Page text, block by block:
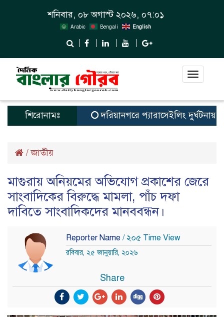
শনিবার, ০৮ অগাস্ট ২০২৬, ০৭:০১
Arabic Bengali English
Toggle
শিরোনামঃ দরিয়ানগরে প্যারাসেইলিং দুর্ঘটনায়
/জাতীয়
মাগুরায় অনিয়মের অভিযোগ প্রকাশের জেরে
সাংবাদিকের বিরুদ্ধে মামলা, পাঁচ দফা
দাবিতে সাংবাদিকদের মানববন্ধন।
Reporter Name / ২০৫ Time View
রবিবার, ২৫ জানুয়ারি, ২০২৬
Share